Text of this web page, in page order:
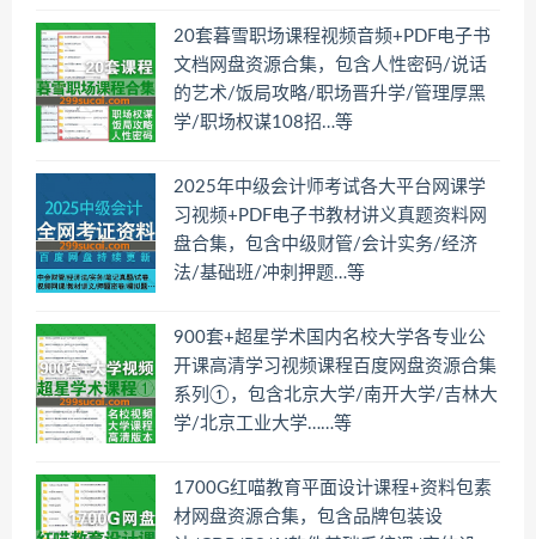
20套暮雪职场课程视频音频+PDF电子书
文档网盘资源合集，包含人性密码/说话
的艺术/饭局攻略/职场晋升学/管理厚黑
学/职场权谋108招…等
2025年中级会计师考试各大平台网课学
习视频+PDF电子书教材讲义真题资料网
盘合集，包含中级财管/会计实务/经济
法/基础班/冲刺押题…等
900套+超星学术国内名校大学各专业公
开课高清学习视频课程百度网盘资源合集
系列①，包含北京大学/南开大学/吉林大
学/北京工业大学……等
1700G红喵教育平面设计课程+资料包素
材网盘资源合集，包含品牌包装设